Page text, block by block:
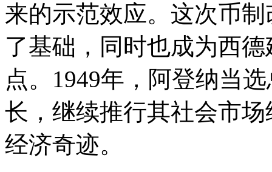
来的示范效应。这次币
了基础，同时也成为西
点。1949年，阿登纳当
长，继续推行其社会市
经济奇迹。